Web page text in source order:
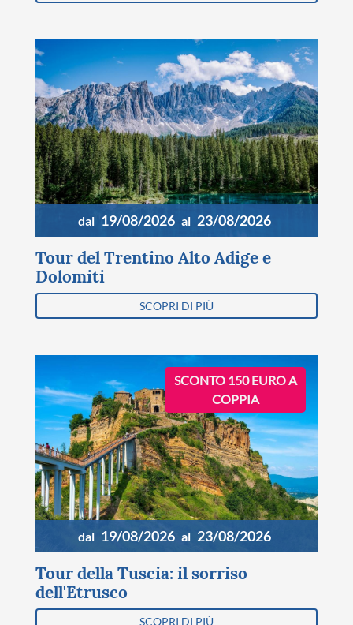
dal 19/08/2026 al 23/08/2026
Tour del Trentino Alto Adige e
Dolomiti
SCOPRI DI PIÙ
SCONTO 150 EURO A
COPPIA
dal 19/08/2026 al 23/08/2026
Tour della Tuscia: il sorriso
dell'Etrusco
SCOPRI DI PIÙ